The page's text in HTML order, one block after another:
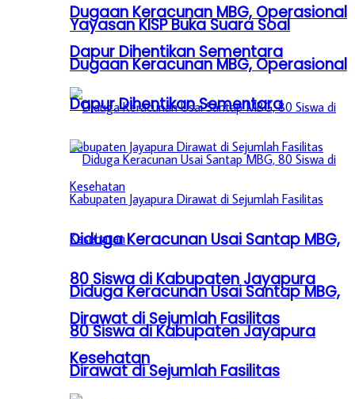
Dugaan Keracunan MBG, Operasional
Dapur Dihentikan Sementara
Diduga Keracunan Usai Santap MBG,
80 Siswa di Kabupaten Jayapura
Dirawat di Sejumlah Fasilitas
Kesehatan
Yayasan KISP Buka Suara Soal
Dugaan Keracunan MBG, Operasional
Dapur Dihentikan Sementara
Diduga Keracunan Usai Santap MBG,
80 Siswa di Kabupaten Jayapura
Dirawat di Sejumlah Fasilitas